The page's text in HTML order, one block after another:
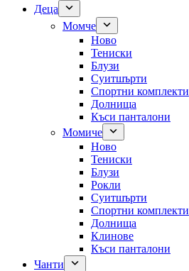
Деца
Момче
Ново
Тениски
Блузи
Суитшърти
Спортни комплекти
Долнища
Къси панталони
Момиче
Ново
Тениски
Блузи
Рокли
Суитшърти
Спортни комплекти
Долнища
Клинове
Къси панталони
Чанти